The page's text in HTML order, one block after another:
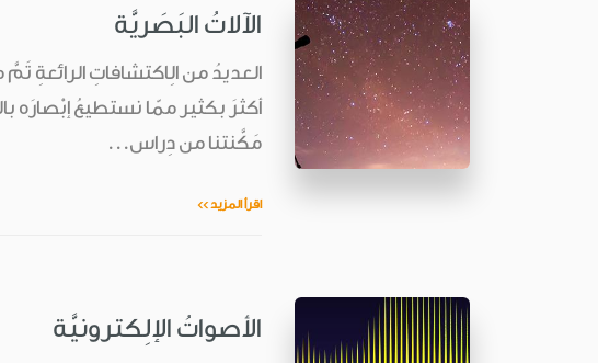
الآلاتُ البَصَريَّة
العديدُ من الِاكتشافاتِ الرائعةِ
أكثرَ بكثير ممّا نستطيعُ إبْصارَه
مَكَّنتنا من دِراس...
اقرأ المزيد >>
الأصواتُ الإلِكترونيَّة